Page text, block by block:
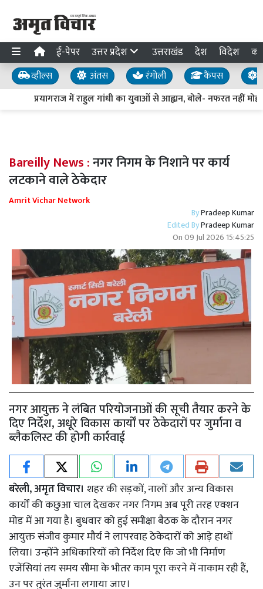
ई-पेपर उत्तर प्रदेश उत्तराखंड देश विदेश
व्हील्स अंतस रंगोली कैंपस
प्रयागराज में राहुल गांधी का युवाओं से आह्वान, बोले- नफरत नहीं
Bareilly News :नगर निगम के निशाने पर कार्य
लटकाने वाले ठेकेदार
Amrit Vichar Network
ByPradeep Kumar
Edited ByPradeep Kumar
On09 Jul 2026 15:45:25
नगर आयुक्त ने लंबित परियोजनाओं की सूची तैयार करने के
दिए निर्देश, अधूरे विकास कार्यों पर ठेकेदारों पर जुर्माना व
ब्लैकलिस्ट की होगी कार्रवाई
बरेली, अमृत विचार। शहर की सड़कों, नालों और अन्य विकास
कार्यों की कछुआ चाल देखकर नगर निगम अब पूरी तरह एक्शन
मोड में आ गया है। बुधवार को हुई समीक्षा बैठक के दौरान नगर
आयुक्त संजीव कुमार मौर्य ने लापरवाह ठेकेदारों को आड़े हाथों
लिया। उन्होंने अधिकारियों को निर्देश दिए कि जो भी निर्माण
एजेंसियां तय समय सीमा के भीतर काम पूरा करने में नाकाम रही हैं,
उन पर तुरंत जुर्माना लगाया जाए।